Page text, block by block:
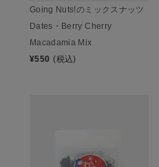
Going Nuts!のミックスナッツ
Dates・Berry Cherry
Macadamia Mix
¥550 (税込)